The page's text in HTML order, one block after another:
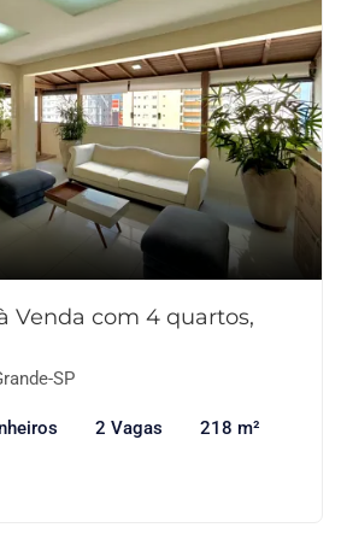
Venda com 4 quartos,
SP
2 Vagas 218 m²